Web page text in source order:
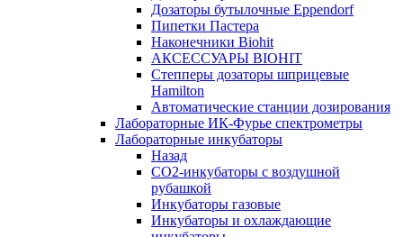
Дозаторы бутылочные Eppendorf
Пипетки Пастера
Наконечники Biohit
АКСЕССУАРЫ BIOHIT
Степперы дозаторы шприцевые
Hamilton
Автоматические станции дозирования
Лабораторные ИК-Фурье спектрометры
Лабораторные инкубаторы
Назад
СО2-инкубаторы с воздушной
рубашкой
Инкубаторы газовые
Инкубаторы и охлаждающие